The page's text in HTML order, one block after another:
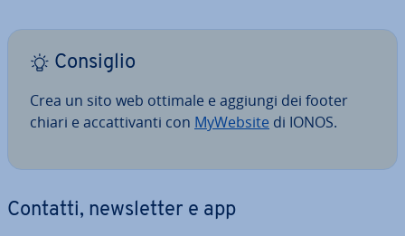
Consiglio
Crea un sito web ottimale e aggiungi dei footer
chiari e ac­cat­ti­van­ti con MyWebsite di IONOS.
Contatti, new­slet­ter e app